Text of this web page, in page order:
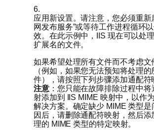
6.
应用新设置。请注意，您必须重新
网发布服务”或等待工作进程循环
效。在此示例中，IIS 现在可以处
扩展名的文件。
如果希望处理所有文件而不考虑文
（例如，如果您无法预知将处理的
件），请按照下列步骤添加通配符
注意：您只能在故障排除过程中将
射添加到 IIS MIME 映射中，以作
解决方案。确定缺少 MIME 类型是
因后，请删除通配符映射，然后添
理的 MIME 类型的特定映射。